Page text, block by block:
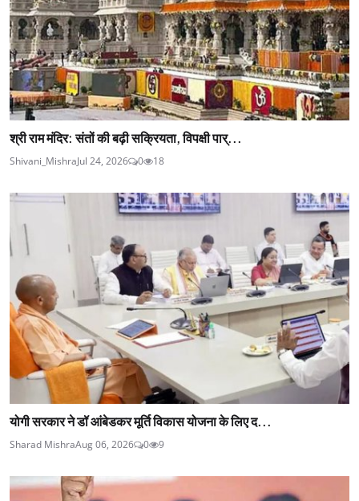
श्री राम मंदिर: संतों की बढ़ी सक्रियता, विपक्षी पार्...
Shivani_MishraJul 24, 2026 0 18
योगी सरकार ने डॉ आंबेडकर मूर्ति विकास योजना के लिए द...
Sharad MishraAug 06, 2026 0 9